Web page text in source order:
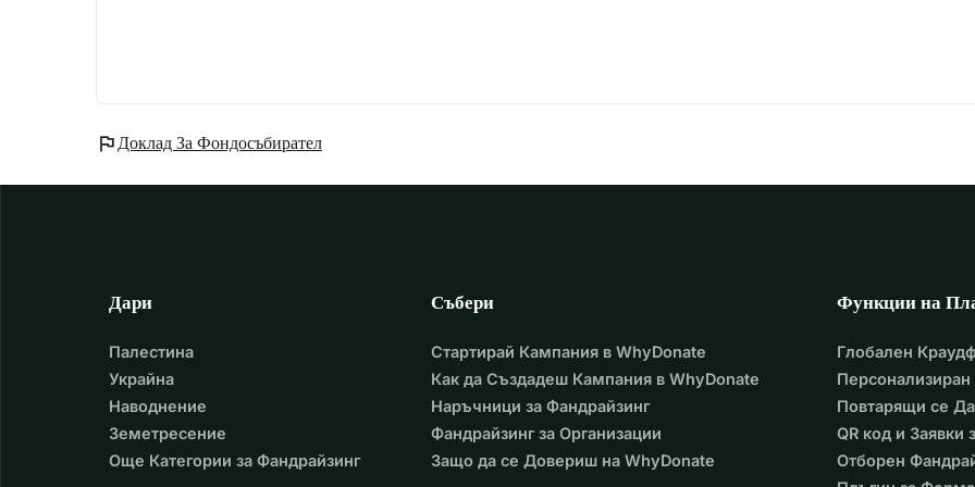
flag Доклад За Фондосъбирател
Дари
Палестина
Украйна
Наводнение
Земетресение
Още Категории за Фандрайзинг
Събери
Стартирай Кампания в WhyDonate
Как да Създадеш Кампания в WhyDonate
Наръчници за Фандрайзинг
Фандрайзинг за Организации
Защо да се Довериш на WhyDonate
Функции на
Глобален
Персонализиран
Повтарящи се
QR код и Заявки
Отборен